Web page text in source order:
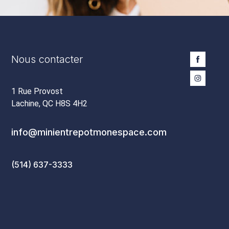
Nous contacter
1 Rue Provost
Lachine, QC H8S 4H2
info@minientrepotmonespace.com
(514) 637-3333